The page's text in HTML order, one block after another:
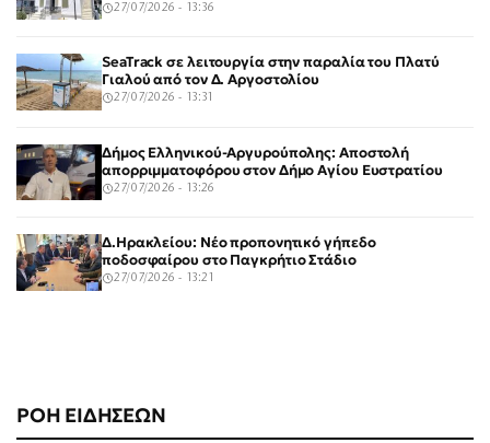
ΡΟΗ ΕΙΔΗΣΕΩΝ
27/07/2026 - 13:36
SeaTrack σε λειτουργία στην παραλία του Πλατύ
Γιαλού από τον Δ. Αργοστολίου
27/07/2026 - 13:31
Δήμος Ελληνικού-Αργυρούπολης: Αποστολή
απορριμματοφόρου στον Δήμο Αγίου Ευστρατίου
27/07/2026 - 13:26
Δ.Ηρακλείου: Νέο προπονητικό γήπεδο
ποδοσφαίρου στο Παγκρήτιο Στάδιο
27/07/2026 - 13:21